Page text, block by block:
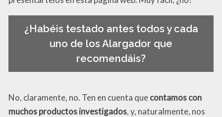
¿Habéis testado antes todos y cada
uno de los Alargador que
recomendáis?
No, claramente, no. Ten en cuenta quecontamos con
muchos productos investigados, y, naturalmente, nos